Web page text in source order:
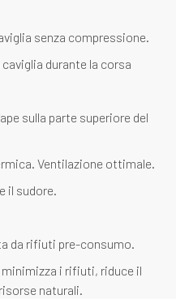
senza compressione.
durante la corsa
sulla parte superiore del
Ventilazione ottimale.
il sudore.
da rifiuti pre-consumo.
i rifiuti, riduce il
naturali.